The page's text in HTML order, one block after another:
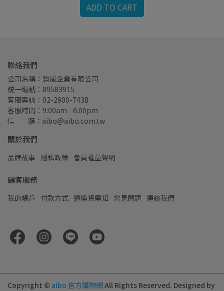
ADD TO CART
聯絡我們
公司名稱：鈞嵐企業有限公司
統一編號：89583915
客服專線：02-2900-7438
客服時間：9:00am - 6:00pm
信         箱：aibo@aibo.com.tw
關於我們
品牌故事 隱私政策 會員權益聲明
顧客服務
我的帳戶 付款方式 退換貨需知 常見問題 連絡我們
Copyright © aibo 官方購物網All Rights Reserved. Designed by